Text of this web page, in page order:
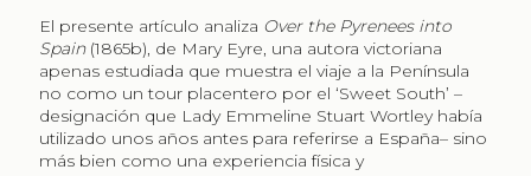
El presente artículo analiza Over the Pyrenees into
Spain(1865b), de Mary Eyre, una autora victoriana
apenas estudiada que muestra el viaje a la Península
no como un tour placentero por el ‘Sweet South’ –
designación que Lady Emmeline Stuart Wortley había
utilizado unos años antes para referirse a España– sino
más bien como una experiencia física y